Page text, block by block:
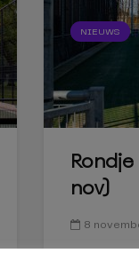
NIEUWS
nov)
8